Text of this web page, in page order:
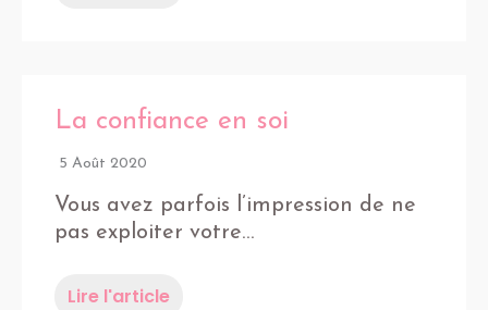
La confiance en soi
5 Août 2020
Vous avez parfois l’impression de ne
pas exploiter votre…
Lire l'article